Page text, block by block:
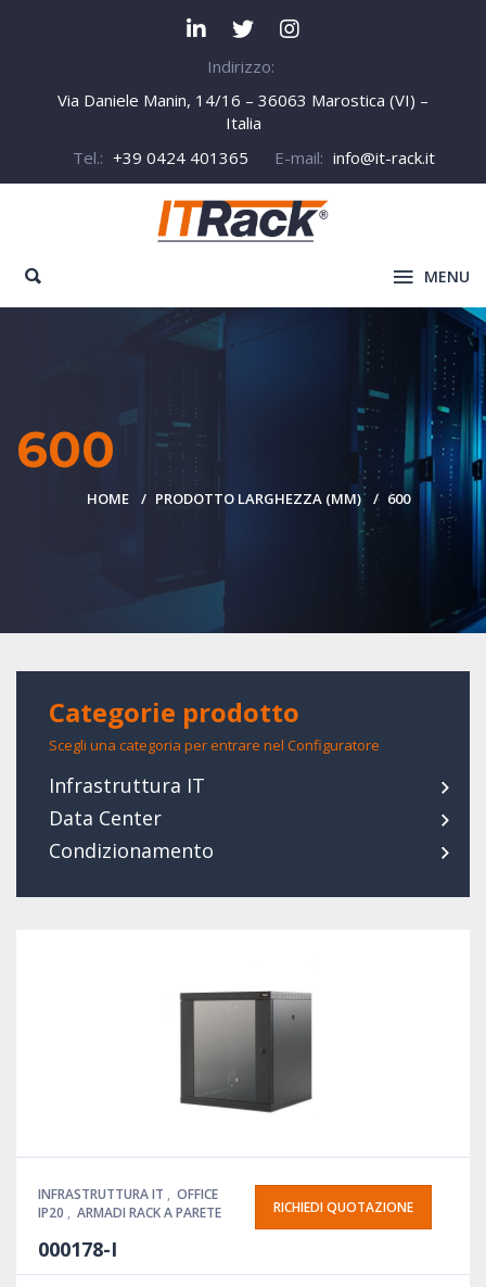
Indirizzo:
Via Daniele Manin, 14/16 – 36063 Marostica (VI) –
Italia
Tel.: +39 0424 401365 E-mail: info@it-rack.it
MENU
600
HOME PRODOTTO LARGHEZZA (MM) 600
Categorie prodotto
Scegli una categoria per entrare nel Configuratore
Infrastruttura IT
Data Center
Condizionamento
INFRASTRUTTURA IT , OFFICE
IP20 , ARMADI RACK A PARETE
000178-I
RICHIEDI QUOTAZIONE